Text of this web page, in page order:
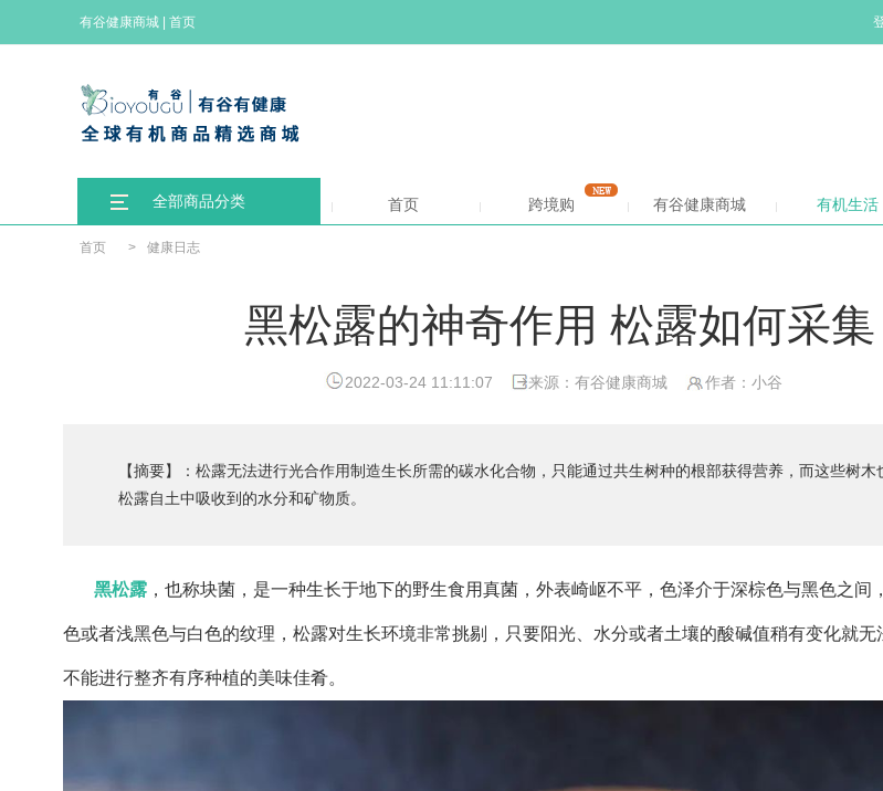
有谷健康商城 首页
全部商品分类 首页 跨境购 有谷健康商城 有机生活
首页 > 健康日志
黑松露的神奇作用 松露如何采集
2022-03-24 11:11:07 来源：有谷健康商城 作者：小谷
【摘要】：松露无法进行光合作用制造生长所需的碳水化合物，只能通过共生树种的根部获得营养，而这些树木
松露自土中吸收到的水分和矿物质。
黑松露，也称块菌，是一种生长于地下的野生食用真菌，外表崎岖不平，色泽介于深棕色与黑色之间
色或者浅黑色与白色的纹理，松露对生长环境非常挑剔，只要阳光、水分或者土壤的酸碱值稍有变化就无
不能进行整齐有序种植的美味佳肴。